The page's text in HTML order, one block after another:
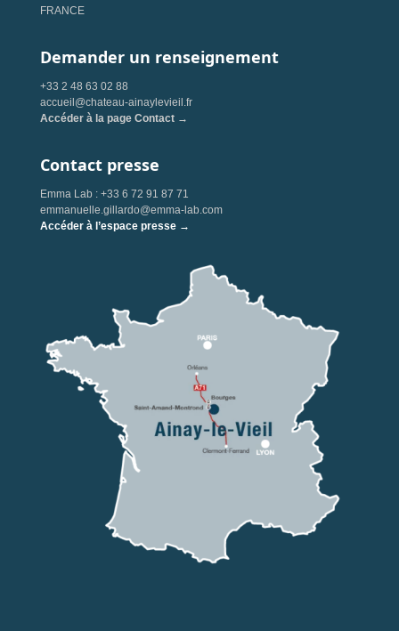
FRANCE
Demander un renseignement
+33 2 48 63 02 88
accueil@chateau-ainaylevieil.fr
Accéder à la page Contact →
Contact presse
Emma Lab : +33 6 72 91 87 71
emmanuelle.gillardo@emma-lab.com
Accéder à l’espace presse →